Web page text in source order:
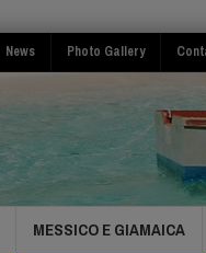
News Photo Gallery
MESSICO E GIAMAICA